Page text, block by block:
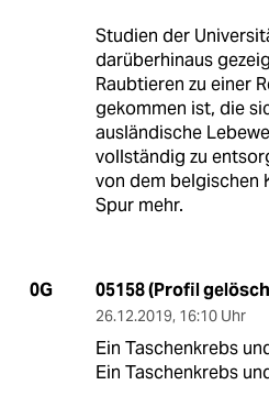
Studien der
darüberhinaus
Raubtieren zu einer
gekommen ist, die
ausländische
vollständig zu
von dem belgischen
Spur mehr.
0G 05158 (Profil
26.12.2019, 16:10 Uhr
Ein Taschenkrebs
Ein Taschenkrebs